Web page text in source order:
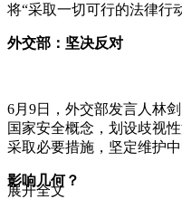
将“采取一切可行的法律行动
外交部：坚决反对
6月9日，外交部发言人林
国家安全概念，划设歧视
采取必要措施，坚定维护
影响几何？
展开全文